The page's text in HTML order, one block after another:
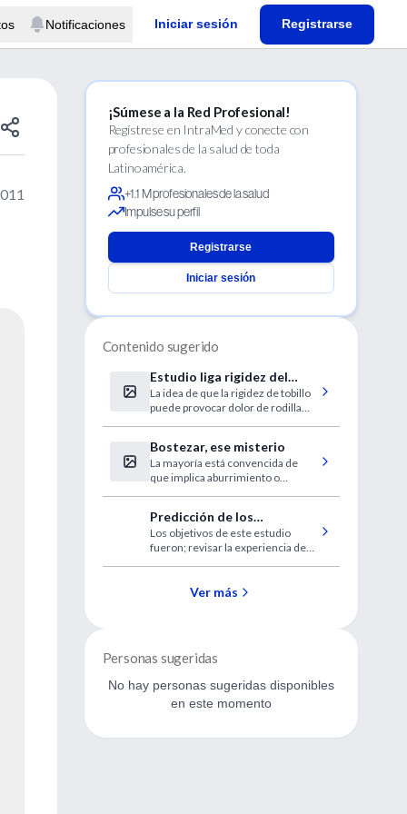
Notificaciones Iniciar sesión Registrarse
¡Súmese a la Red Profesional!
Regístrese en IntraMed y conecte con
profesionales de la salud de toda
Latinoamérica.
+1.1 M profesionales de la salud
Impulse su perfil
Registrarse
Iniciar sesión
Contenido sugerido
Estudio liga rigidez del
tobillo con dolor de rodilla
en atletas
La idea de que la rigidez de tobillo
puede provocar dolor de rodilla
Bostezar, ese misterio
La mayoría está convencida de
que implica aburrimiento o
Predicción de los
resultados en la cirugía por
fístula anal
Los objetivos de este estudio
fueron; revisar la experiencia de
secundaria a enfermedad
Ver más
Personas sugeridas
No hay personas sugeridas disponibles
en este momento